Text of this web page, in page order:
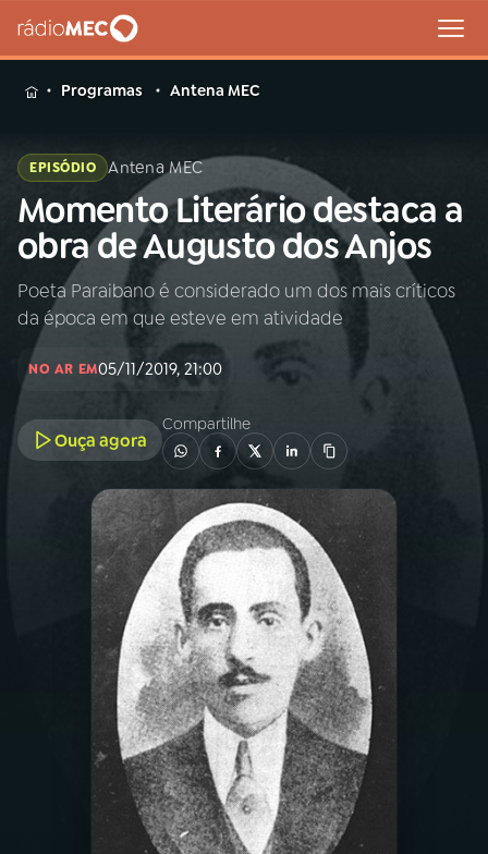
MENU
Buscar
na
Rádio
MEC
Buscar
Início AO VIVO
PROGRAMAÇÃO
PROGRAMAS
PODCASTS
VIDEOCASTS
ÚLTIMAS
Programas Antena MEC
EPISÓDIO Antena MEC
Momento Literário destaca a
obra de Augusto dos Anjos
Poeta Paraibano é considerado um dos mais críticos
da época em que esteve em atividade
NO AR EM05/11/2019, 21:00
Ouça agora
Compartilhe